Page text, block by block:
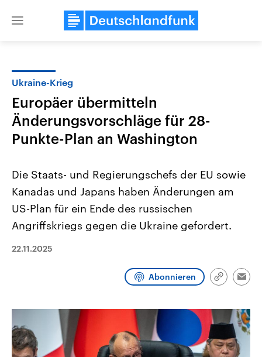
Close
Landtagswahl Sachsen-Anhalt
2026
Alle Informationen
Sachsen-Anhalt wählt am 6.
Landtag. Seit 2021 wird das
Wahlprogramme, aktuelle Berichte
und Kandidaten der anstehenden
USA
Aktuelle Beiträge,
Hintergründe
Wirtschaftlich und
aktuelle Weltgeschehen.
Audio-Archiv
Ukraine-Krieg
Europäer übermitteln
Änderungsvorschläge für 28-
Punkte-Plan an Washington
Die Staats- und Regierungschefs der EU sowie
Kanadas und Japans haben Änderungen am
US-Plan für ein Ende des russischen
Angriffskriegs gegen die Ukraine gefordert.
22.11.2025
Abonnieren
Link